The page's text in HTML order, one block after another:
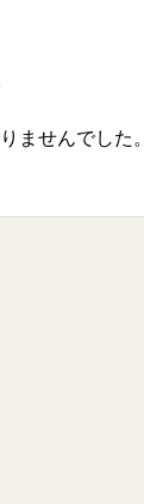
ませんでした。